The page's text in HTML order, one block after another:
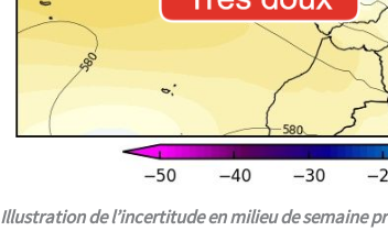
Illustration de l’incertitude en milieu de semaine